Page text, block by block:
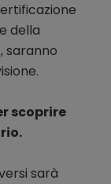
della
saranno
scoprire
sarà